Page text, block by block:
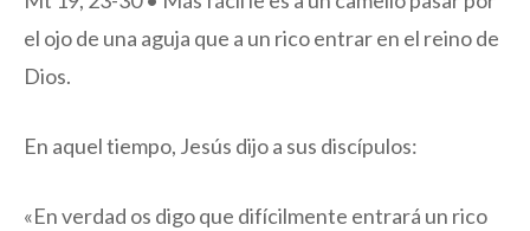
el ojo de una aguja que a un rico entrar en el reino de
Dios.
En aquel tiempo, Jesús dijo a sus discípulos:
«En verdad os digo que difícilmente entrará un rico